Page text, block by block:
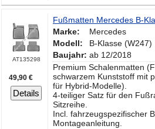
AT135298
49,90 €
Details
Fußmatten Mercedes B-
Marke:
Mercedes
Modell:
B-Klasse (W247)
Baujahr: ab 12/2018
Premium Schalenmatten
schwarzem Kunststoff mit
für Hybrid-Modelle).
4-teiliger Satz für den
Sitzreihe.
Incl. fahrzeugspezifischer
Montageanleitung.